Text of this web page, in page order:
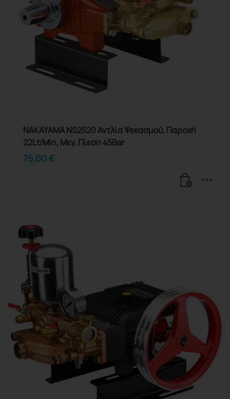
NAKAYAMA NS2520 Αντλία Ψεκασμού, Παροχή
22Lt/Min, Μεγ. Πίεση 45Βar
75.00€